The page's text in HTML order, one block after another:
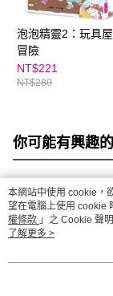
泡泡精靈2：玩具
冒險
NT$221
NT$280
你可能有興趣
熱門標籤
本網站中使用 cookie，
望在電腦上使用 cookie
權條款 」之 Cookie 聲
用條款之 Cookie 聲明使
了解更多 >